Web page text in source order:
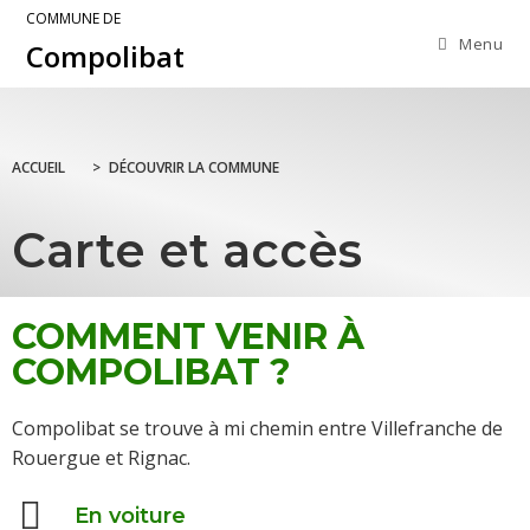
COMMUNE DE
Compolibat Menu
ACCUEIL > DÉCOUVRIR LA COMMUNE
Carte et accès
COMMENT VENIR À
COMPOLIBAT ?
Compolibat se trouve à mi chemin entre Villefranche de
Rouergue et Rignac.
En voiture